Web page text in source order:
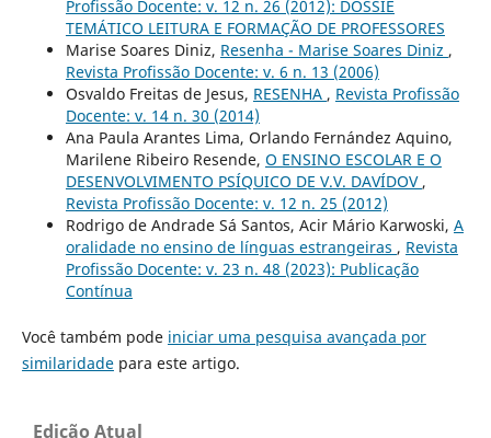
Profissão Docente: v. 12 n. 26 (2012): DOSSIÊ
TEMÁTICO LEITURA E FORMAÇÃO DE PROFESSORES
Marise Soares Diniz, Resenha - Marise Soares Diniz ,
Revista Profissão Docente: v. 6 n. 13 (2006)
Osvaldo Freitas de Jesus, RESENHA , Revista Profissão
Docente: v. 14 n. 30 (2014)
Ana Paula Arantes Lima, Orlando Fernández Aquino,
Marilene Ribeiro Resende, O ENSINO ESCOLAR E O
DESENVOLVIMENTO PSÍQUICO DE V.V. DAVÍDOV ,
Revista Profissão Docente: v. 12 n. 25 (2012)
Rodrigo de Andrade Sá Santos, Acir Mário Karwoski, A
oralidade no ensino de línguas estrangeiras , Revista
Profissão Docente: v. 23 n. 48 (2023): Publicação
Contínua
Você também pode iniciar uma pesquisa avançada por
similaridadepara este artigo.
Edição Atual